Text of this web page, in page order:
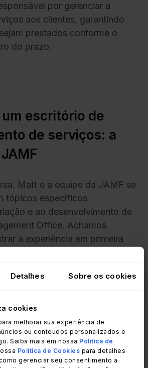
Detalhes Sobre os cookies
cookies
melhorar sua experiência de
ou conteúdos personalizados e
Saiba mais em nossa Política de
Política de Cookies para detalhes
gerenciar seu consentimento a
por gerenciar a
aos clientes, garantindo
prestados conforme o
do prazo.
escritório de
de serviços: a
Matt e a equipe da JAMF se
tópicos específicos
e ao desenvolvimento de
Office. Achamos
a experiência em primeira
de objetivos claros até o
desafios ao longo do caminho,
oferece insights valiosos e
qualquer pessoa que queira
seu próprio SMO.